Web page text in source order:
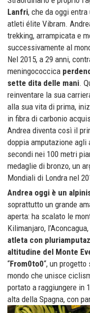
Lanfri, che da oggi
atleti élite Vibram.
trekking, arrampicata e
successivamente al
Nel 2015, a 29 anni,
meningococcica
sette dita delle mani.
reinventare la sua
alla sua vita di prima,
in fibra di carbonio
Andrea diventa così il
doppia amputazione
secondi nei 100 metri
medaglie di bronzo, un
Mondiali di Londra nel
Andrea oggi è un
soprattutto un grande
aperta: ha scalato le
Kilimanjaro,
atleta con
altitudine del Monte
“From0to0“, un
mondo che unisce
portato a raggiungere in
alta della Spagna, con